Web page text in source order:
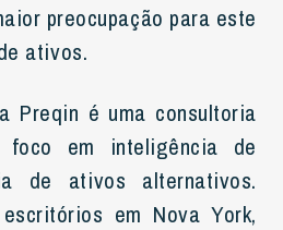
preocupação para este
ativos.
Preqin é uma consultoria
foco em inteligência de
de ativos alternativos.
em Nova York,